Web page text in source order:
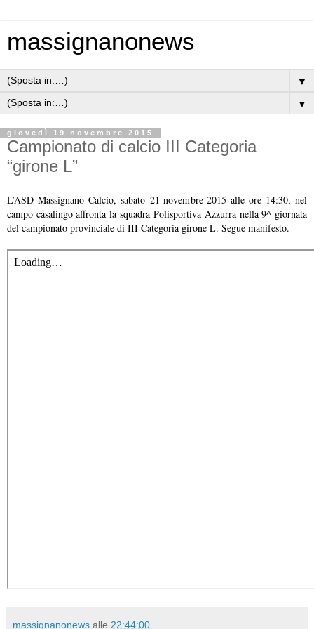
massignanonews
▼
▼
giovedì 19 novembre 2015
Campionato di calcio III Categoria
“girone L”
L’ASD Massignano Calcio, sabato 21 novembre 2015 alle ore 14:30, nel
campo casalingo affronta la squadra Polisportiva Azzurra nella 9^ giornata
del campionato provinciale di III Categoria girone L. Segue manifesto.
massignanonews alle 22:44:00